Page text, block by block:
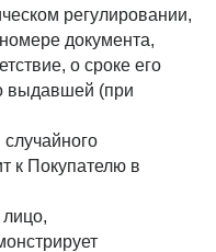
регулировании,
документа,
о сроке его
выдавшей (при
к Покупателю в